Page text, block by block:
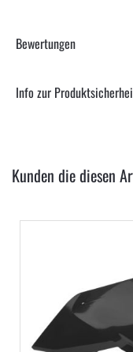
Bewertungen
Info zur
Kunden die diesen